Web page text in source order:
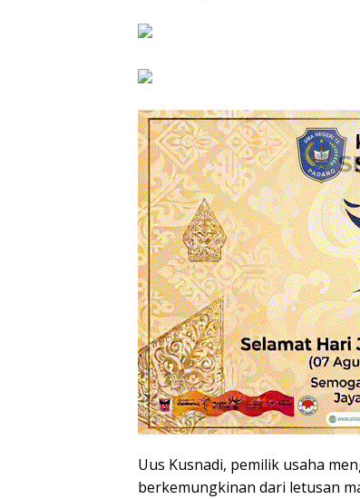
Uus Kusnadi, pemilik usaha
berkemungkinan dari letusan